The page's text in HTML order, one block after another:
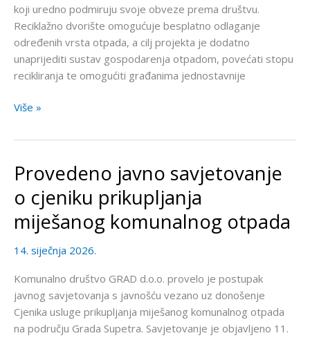
koji uredno podmiruju svoje obveze prema društvu.
Reciklažno dvorište omogućuje besplatno odlaganje
određenih vrsta otpada, a cilj projekta je dodatno
unaprijediti sustav gospodarenja otpadom, povećati stopu
recikliranja te omogućiti građanima jednostavnije
Više »
Provedeno javno savjetovanje
o cjeniku prikupljanja
miješanog komunalnog otpada
14. siječnja 2026.
Komunalno društvo GRAD d.o.o. provelo je postupak
javnog savjetovanja s javnošću vezano uz donošenje
Cjenika usluge prikupljanja miješanog komunalnog otpada
na području Grada Supetra. Savjetovanje je objavljeno 11.
Provedeno
javno
savjetovanje
o
cjeniku
prikupljanja
komunalnog
otpada